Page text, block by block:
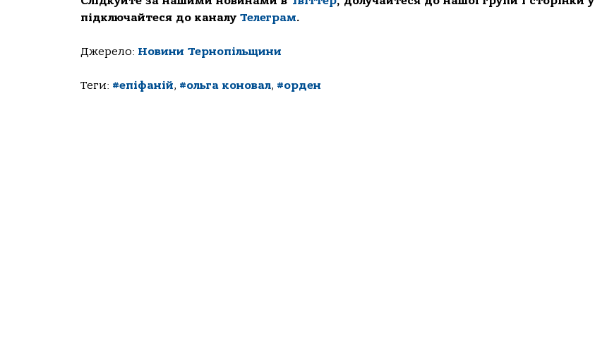
підключайтеся до каналу Телеграм.
Джерело: Новини Тернопільщини
Теги: #епіфаній, #ольга коновал, #орден